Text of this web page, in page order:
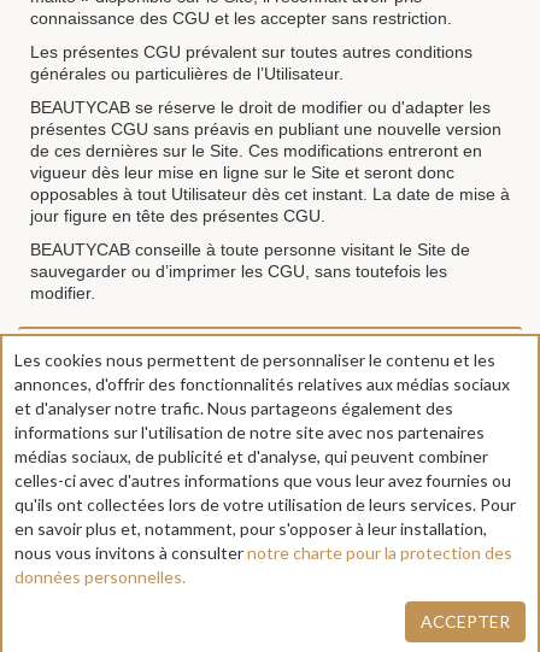
Les cookies nous permettent de personnaliser le contenu et les
annonces, d'offrir des fonctionnalités relatives aux médias sociaux
et d'analyser notre trafic. Nous partageons également des
informations sur l'utilisation de notre site avec nos partenaires
médias sociaux, de publicité et d'analyse, qui peuvent combiner
celles-ci avec d'autres informations que vous leur avez fournies ou
qu'ils ont collectées lors de votre utilisation de leurs services. Pour
en savoir plus et, notamment, pour s'opposer à leur installation,
nous vous invitons à consulternotre charte pour la protection des
données personnelles.
ACCEPTER
connaissance des CGU et les accepter sans restriction.
Les présentes CGU prévalent sur toutes autres conditions
générales ou particulières de l’Utilisateur.
BEAUTYCAB se réserve le droit de modifier ou d'adapter les
présentes CGU sans préavis en publiant une nouvelle version
de ces dernières sur le Site. Ces modifications entreront en
vigueur dès leur mise en ligne sur le Site et seront donc
opposables à tout Utilisateur dès cet instant. La date de mise à
jour figure en tête des présentes CGU.
BEAUTYCAB conseille à toute personne visitant le Site de
sauvegarder ou d’imprimer les CGU, sans toutefois les
modifier.
2.Propriété intellectuelle +
3.Liens hypertextes +
4.Notification des abus +
+